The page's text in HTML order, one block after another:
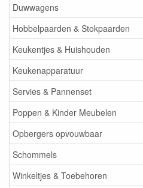
Duwwagens
Hobbelpaarden & Stokpaarden
Keukentjes & Huishouden
Keukenapparatuur
Servies & Pannenset
Poppen & Kinder Meubelen
Opbergers opvouwbaar
Schommels
Winkeltjes & Toebehoren